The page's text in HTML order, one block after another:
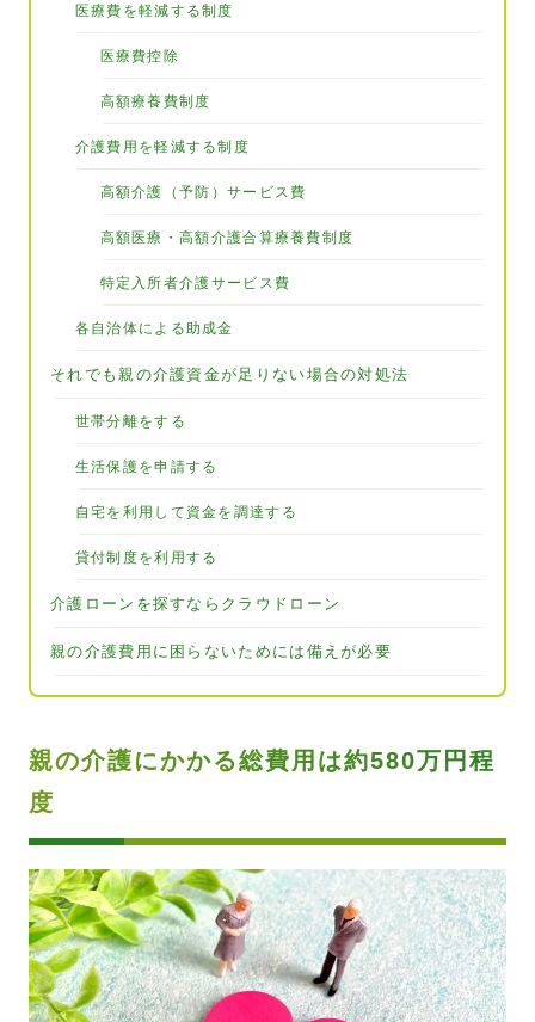
医療費を軽減する制度
医療費控除
高額療養費制度
介護費用を軽減する制度
高額介護（予防）サービス費
高額医療・高額介護合算療養費制度
特定入所者介護サービス費
各自治体による助成金
それでも親の介護資金が足りない場合の対処法
世帯分離をする
生活保護を申請する
自宅を利用して資金を調達する
貸付制度を利用する
介護ローンを探すならクラウドローン
親の介護費用に困らないためには備えが必要
親の介護にかかる総費用は約580万円程
度